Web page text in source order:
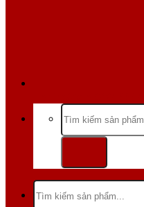
Tìm
kiếm:
Tìm
kiếm: